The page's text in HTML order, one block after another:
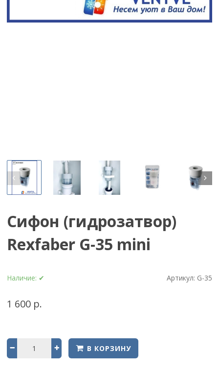
Сифон (гидрозатвор)
Rexfaber G-35 mini
Наличие: ✔ Артикул: G-35
1 600 р.
В КОРЗИНУ